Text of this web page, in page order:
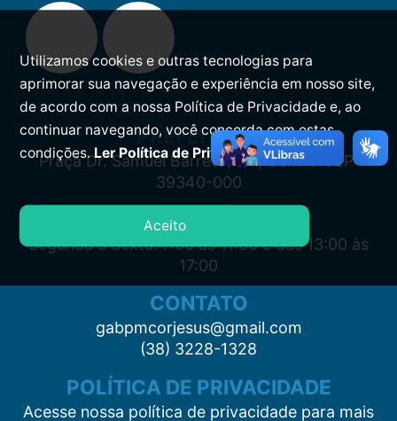
PREFEITURA
Praça Dr. Samuel Barreto, s/n, Centro CEP:
39340-000
ATENDIMENTO
Segunda à Sexta: 7:00 às 11:00 e das 13:00 às
17:00
CONTATO
gabpmcorjesus@gmail.com
(38) 3228-1328
POLÍTICA DE PRIVACIDADE
Acesse nossa política de privacidade para mais
Utilizamos cookies e outras tecnologias para
aprimorar sua navegação e experiência em nosso site,
de acordo com a nossa Política de Privacidade e, ao
continuar navegando, você concorda com estas
condições.Ler Política de Privacidade.
Aceito